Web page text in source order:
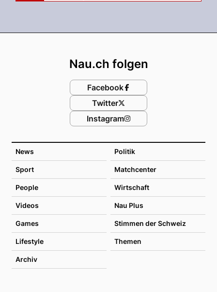
News Politik
Sport Matchcenter
People Wirtschaft
Videos Nau Plus
Games Stimmen der Schweiz
Lifestyle Themen
Archiv
Nau.ch folgen
Facebook
Twitter
Instagram